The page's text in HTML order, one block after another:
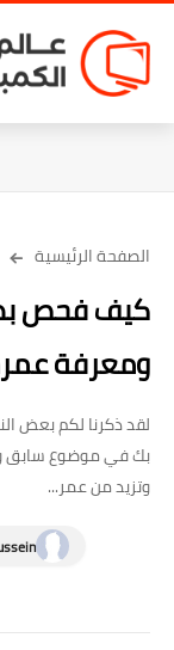
الصفحة الرئيسية
كيف فحص
ومعرفة
لقد ذكرنا لكم بعض
بك في موضوع سابق
وتزيد من عمر...